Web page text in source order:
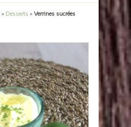
» Desserts » Verrines sucrées